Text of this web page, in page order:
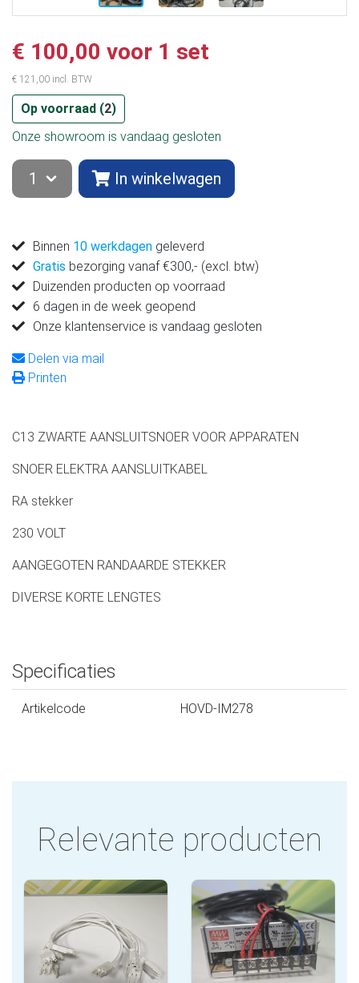
€ 100,00 voor 1 set
€ 121,00 incl. BTW
Op voorraad (2)
Onze showroom is vandaag gesloten
In winkelwagen
Binnen 10 werkdagen geleverd
Gratis bezorging vanaf €300,- (excl. btw)
Duizenden producten op voorraad
6 dagen in de week geopend
Onze klantenservice is vandaag gesloten
Delen via mail
Printen
C13 ZWARTE AANSLUITSNOER VOOR APPARATEN
SNOER ELEKTRA AANSLUITKABEL
RA stekker
230 VOLT
AANGEGOTEN RANDAARDE STEKKER
DIVERSE KORTE LENGTES
Specificaties
Artikelcode HOVD-IM278
Relevante producten